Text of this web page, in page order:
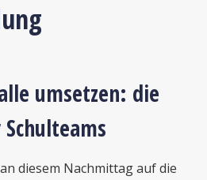
umsetzen: die
diesem Nachmittag auf die